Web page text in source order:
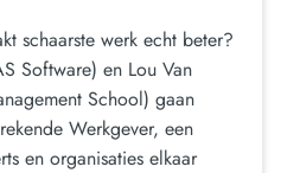
schaarste werk echt beter?
Software) en Lou Van
School) gaan
Werkgever, een
en organisaties elkaar